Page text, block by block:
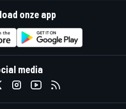
onze app
media